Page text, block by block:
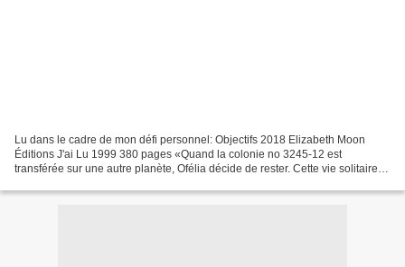
Lu dans le cadre de mon défi personnel: Objectifs 2018 Elizabeth Moon
Éditions J'ai Lu 1999 380 pages «Quand la colonie no 3245-12 est
transférée sur une autre planète, Ofélia décide de rester. Cette vie solitaire